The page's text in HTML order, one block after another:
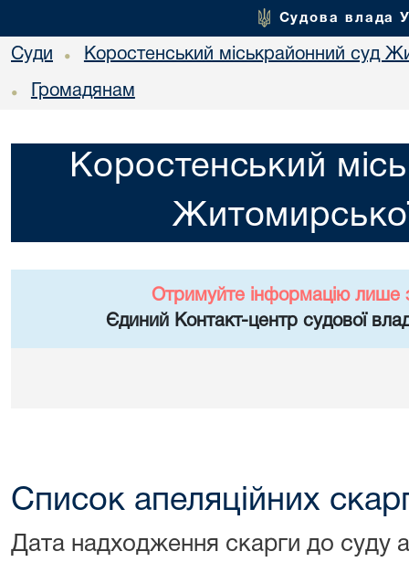
Судова влада
Суди • Коростенський міськрайонний суд
• Громадянам
Коростенський
Отримуйте інформацію лише
Єдиний Контакт-центр судової
Список апеляційних
Дата надходження скарги до суду